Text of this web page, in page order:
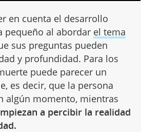
en cuenta el desarrollo
pequeño al abordar el tema
sus preguntas pueden
y profundidad. Para los
puede parecer un
es decir, que la persona
algún momento, mientras
a percibir la realidad